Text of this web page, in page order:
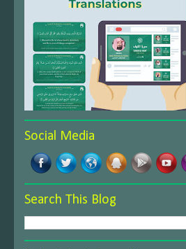
Social Media
Search This Blog